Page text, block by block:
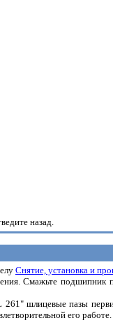
назад.
Снятие, установка и
Смажьте
шлицевые пазы
его